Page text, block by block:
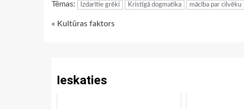
Tēmas: Izdarītie grēki Kristīgā dogmatika mācība par cilvēku
Continue
« Kultūras faktors
Ieskaties